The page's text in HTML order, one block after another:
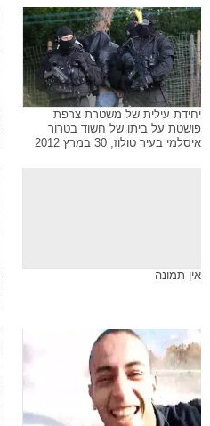
יחידת עילית של משטרת צרפת
פושטת על ביתו של חשוד בטרור
איסלמי בעיר טולוז, 30 במרץ 2012
אין תמונה